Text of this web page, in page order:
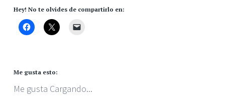
Hey! No te olvides de compartirlo en:
Me gusta esto:
Me gusta Cargando...